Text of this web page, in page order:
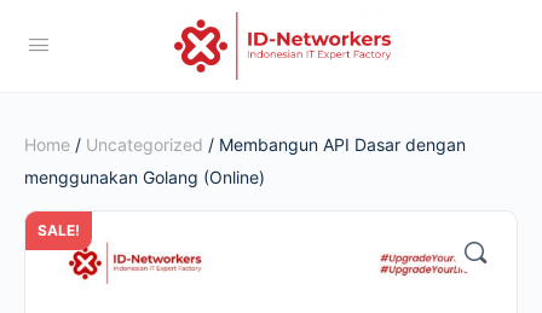
Home / Uncategorized / Membangun API Dasar dengan
menggunakan Golang (Online)
SALE!